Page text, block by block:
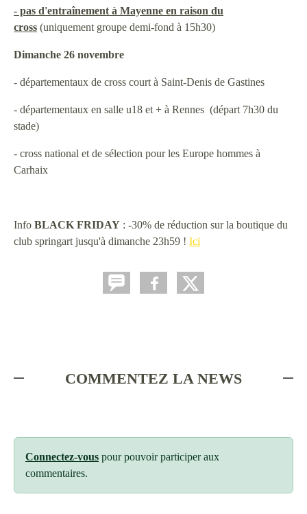
- pas d'entraînement à Mayenne en raison du
cross (uniquement groupe demi-fond à 15h30)
Dimanche 26 novembre
- départementaux de cross court à Saint-Denis de Gastines
- départementaux en salle u18 et + à Rennes (départ 7h30 du
stade)
- cross national et de sélection pour les Europe hommes à
Carhaix
Info BLACK FRIDAY : -30% de réduction sur la boutique du
club springart jusqu'à dimanche 23h59 ! Ici
COMMENTEZ LA NEWS
Connectez-vous pour pouvoir participer aux
commentaires.